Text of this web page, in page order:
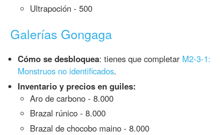
Ultrapoción - 500
Galerías Gongaga
Cómo se desbloquea: tienes que completar M2-3-1:
Monstruos no identificados.
Inventario y precios en guiles:
Aro de carbono - 8.000
Brazal rúnico - 8.000
Brazal de chocobo maino - 8.000